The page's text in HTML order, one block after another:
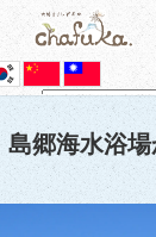
Powered by
島郷海水浴